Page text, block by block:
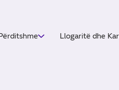
Llogaritë dhe